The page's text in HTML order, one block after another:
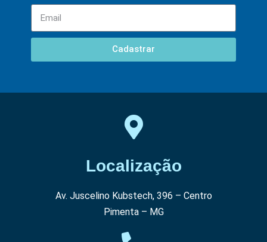
Cadastrar
Localização
Av. Juscelino Kubstech, 396 – Centro
Pimenta – MG